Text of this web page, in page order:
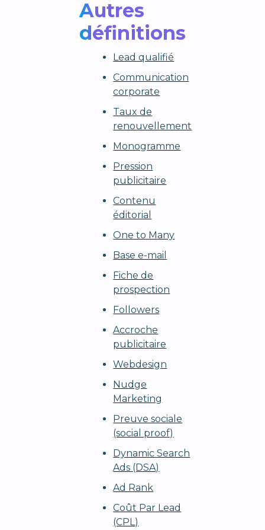
Autres
définitions
Lead qualifié
Communication
corporate
Taux de
renouvellement
Monogramme
Pression
publicitaire
Contenu
éditorial
One to Many
Base e-mail
Fiche de
prospection
Followers
Accroche
publicitaire
Webdesign
Nudge
Marketing
Preuve sociale
(social proof)
Dynamic Search
Ads (DSA)
Ad Rank
Coût Par Lead
(CPL)